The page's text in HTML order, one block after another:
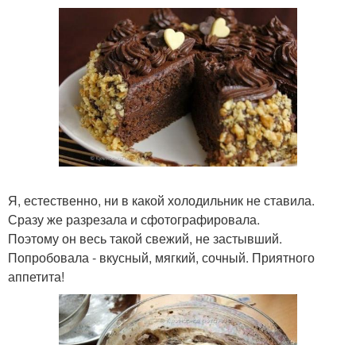
Я, естественно, ни в какой холодильник не ставила.
Сразу же разрезала и сфотографировала.
Поэтому он весь такой свежий, не застывший.
Попробовала - вкусный, мягкий, сочный. Приятного
аппетита!